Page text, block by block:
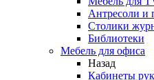
Антресоли и
Столики
Библиотеки
Мебель для офиса
Назад
Кабинеты